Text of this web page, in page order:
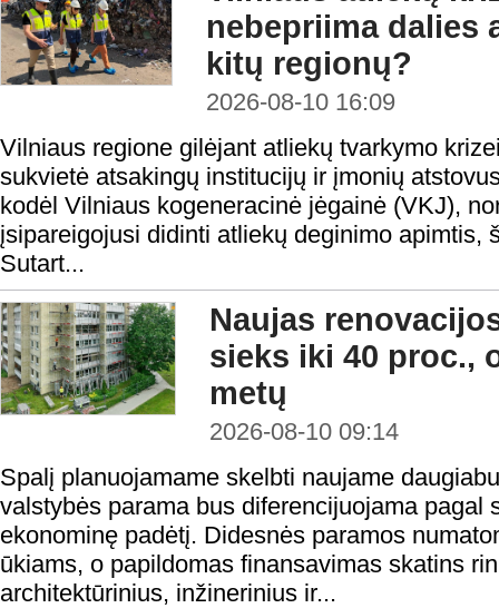
nebepriima dalies
kitų regionų?
2026-08-10 16:09
Vilniaus regione gilėjant atliekų tvarkymo
sukvietė atsakingų institucijų ir įmonių
kodėl Vilniaus kogeneracinė jėgainė (VKJ),
įsipareigojusi didinti atliekų deginimo apimtis,
Sutart...
Naujas
sieks iki 40 proc.,
metų
2026-08-10 09:14
Spalį planuojamame skelbti naujame
valstybės parama bus diferencijuojama pagal
ekonominę padėtį. Didesnės paramos
ūkiams, o papildomas finansavimas skatins
architektūrinius, inžinerinius ir...